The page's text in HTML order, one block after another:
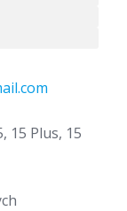
15 Plus, 15